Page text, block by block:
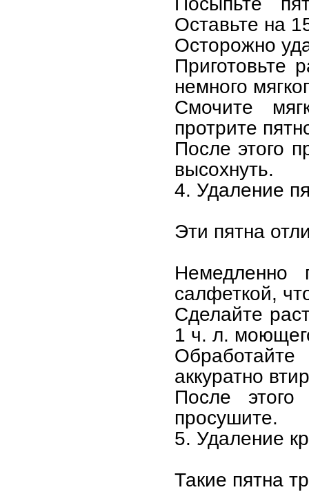
Оставьте на
Осторожно
Приготовьте
немного
Смочите
протрите
После этого
высохнуть.
4. Удаление
Эти пятна
Немедленно
салфеткой,
Сделайте
1 ч. л.
аккуратно
После
просушите.
5. Удаление
Такие пятна